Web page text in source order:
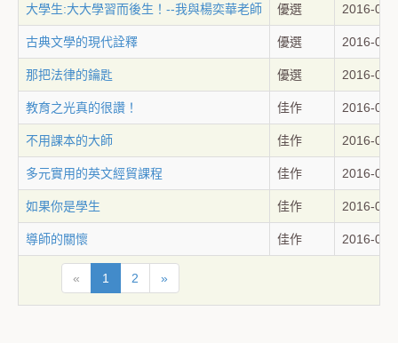
大學生:大大學習而後生！--我與楊奕華老師 優選 2016-09-
古典文學的現代詮釋 優選 2016-09-
那把法律的鑰匙 優選 2016-09-
教育之光真的很讚！ 佳作 2016-09-
不用課本的大師 佳作 2016-09-
多元實用的英文經貿課程 佳作 2016-09-
如果你是學生 佳作 2016-09-
導師的關懷 佳作 2016-09-
« 1 2 »